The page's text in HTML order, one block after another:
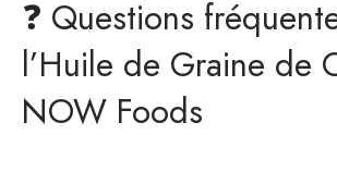
❓ Questions
l’Huile de Graine de
NOW Foods